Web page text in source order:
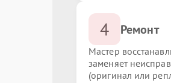
4 Ремонт
Мастер
заменяет
(оригинал или